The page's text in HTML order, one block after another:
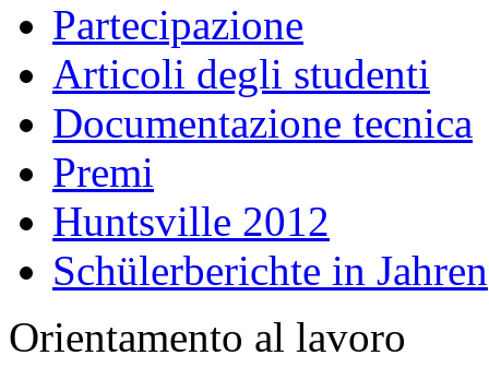
Partecipazione
Articoli degli studenti
Documentazione tecnica
Premi
Huntsville 2012
Schülerberichte in Jahren
Orientamento al lavoro